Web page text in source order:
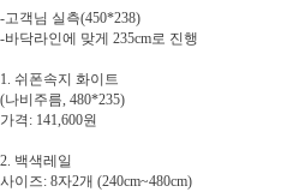
-고객님 실측(450*238)
-바닥라인에 맞게 235cm로 진행
1. 쉬폰속지 화이트
(나비주름, 480*235)
가격: 141,600원
2. 백색레일
사이즈: 8자2개 (240cm~480cm)